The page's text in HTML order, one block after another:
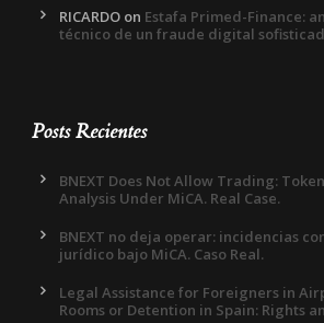
RICARDO on Estafa Primed-Finance:
técnico de un fraude digital
Posts Recientes
BNEXT Does Not Allow Trading:
Analysis Under MiCA. Real Case.
BNEXT no deja operar: incidencias
jurídico bajo MiCA. Caso Real.
Legal Assistance for Foreigners in
Rooms or Detention in Spain: Rights